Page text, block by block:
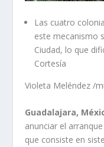
Las cuatro
este mecanismo
Ciudad, lo que
Cortesía
Violeta Meléndez /
Guadalajara,
anunciar el
que consiste en